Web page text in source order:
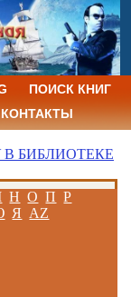
ПОИСК КНИГ
КОНТАКТЫ
БИБЛИОТЕКЕ
Н О П Р
Я AZ